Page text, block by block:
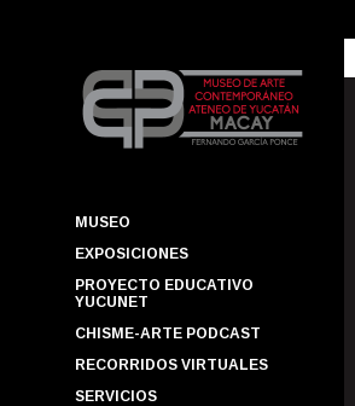
MUSEO
EXPOSICIONES
PROYECTO EDUCATIVO
YUCUNET
CHISME-ARTE PODCAST
RECORRIDOS VIRTUALES
SERVICIOS